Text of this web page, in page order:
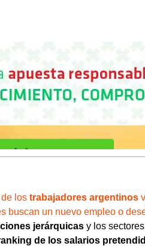
de los trabajadores argentinos
buscan un nuevo empleo o
jerárquicas y los
de los salarios